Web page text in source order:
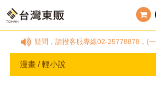
任何疑問，請撥客服專線02-25778878，(一)~(
漫畫 / 輕小說